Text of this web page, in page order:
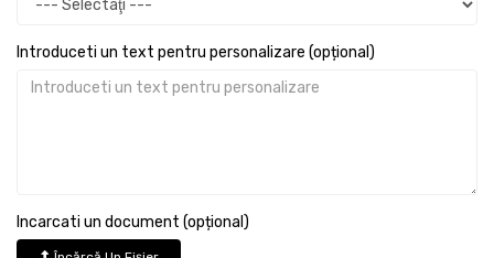
Introduceti un text pentru personalizare (opțional)
Incarcati un document (opțional)